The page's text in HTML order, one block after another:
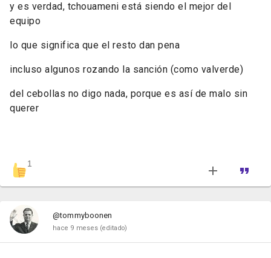
y es verdad, tchouameni está siendo el mejor del
equipo
lo que significa que el resto dan pena
incluso algunos rozando la sanción (como valverde)
del cebollas no digo nada, porque es así de malo sin
querer
1
@tommyboonen
hace 9 meses (editado)